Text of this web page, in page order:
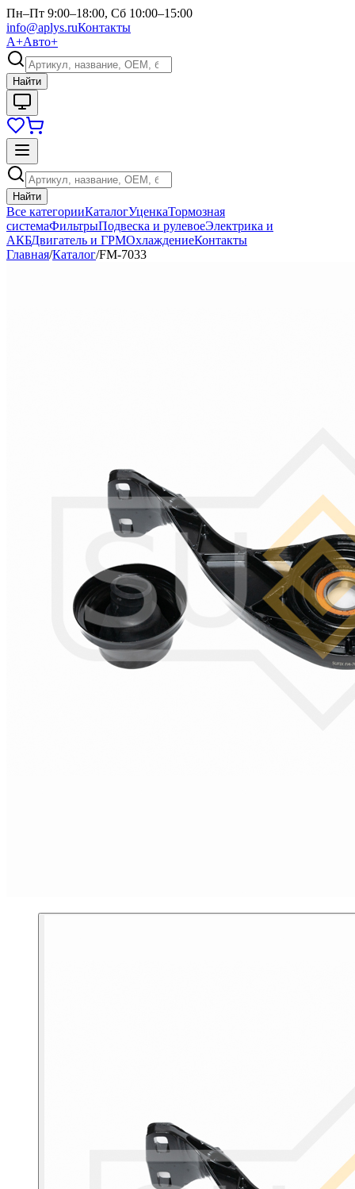
Пн–Пт 9:00–18:00, Сб 10:00–15:00
info@aplys.ruКонтакты
А+Авто+
Найти
Найти
Все категорииКаталогУценкаТормозная
системаФильтрыПодвеска и рулевоеЭлектрика и
АКБДвигатель и ГРМОхлаждениеКонтакты
Главная/Каталог/FM-7033